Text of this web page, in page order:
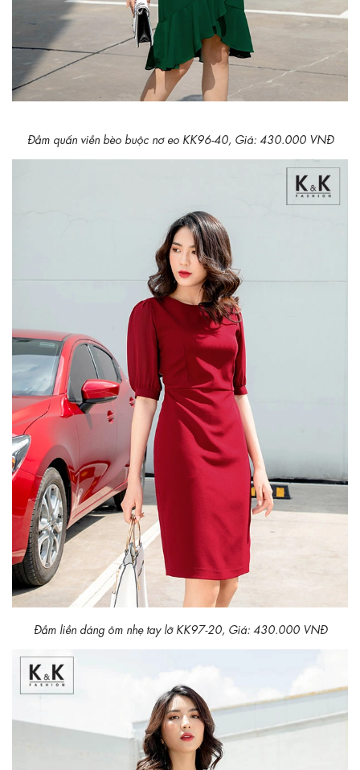
Đầm quấn viền bèo buộc nơ eo KK96-40, Giá: 430.000 VNĐ
Đầm liền dáng ôm nhẹ tay lỡ KK97-20, Giá: 430.000 VNĐ